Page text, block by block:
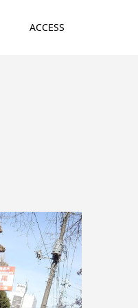
ACCESS
